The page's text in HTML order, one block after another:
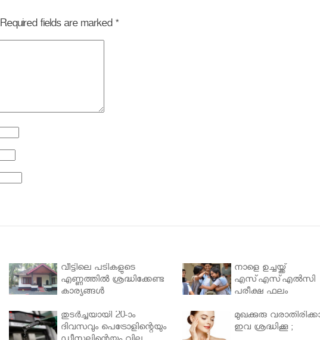
Required fields are marked *
വീട്ടിലെ പടികളുടെ
എണ്ണത്തിൽ ശ്രദ്ധിക്കേണ്ട
കാര്യങ്ങൾ
നാളെ ഉച്ചയ്ക്ക്
എസ്എസ്എല്‍സി
പരീക്ഷ ഫലം
തുടർച്ചയായി 20-ാം
ദിവസവും പെട്രോളിന്റെയും
മുഖക്കുരു
ഇവ ശ്രദ്ധിക്കൂ ;